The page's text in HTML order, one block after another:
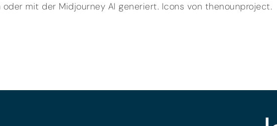
oder mit der Midjourney AI generiert. Icons von thenounproject.